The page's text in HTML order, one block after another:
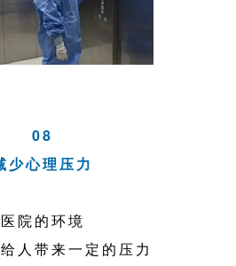
08
少心理压力
医院的环境
人带来一定的压力